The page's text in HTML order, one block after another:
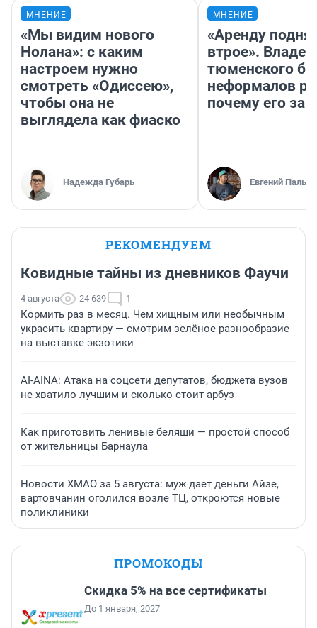
МНЕНИЕ
«Мы видим нового
Нолана»: с каким
настроем нужно
смотреть «Одиссею»,
чтобы она не
выглядела как фиаско
Надежда Губарь
МНЕНИЕ
«Аренду
втрое».
тюменского
неформалов
почему его
Евгений
РЕКОМЕНДУЕМ
Ковидные тайны из дневников Фаучи
4 августа 24 639 1
Кормить раз в месяц. Чем хищным или необычным
украсить квартиру — смотрим зелёное разнообразие
на выставке экзотики
AI-AINA: Атака на соцсети депутатов, бюджета вузов
не хватило лучшим и сколько стоит арбуз
Как приготовить ленивые беляши — простой способ
от жительницы Барнаула
Новости ХМАО за 5 августа: муж дает деньги Айзе,
вартовчанин оголился возле ТЦ, откроются новые
поликлиники
ПРОМОКОДЫ
Скидка 5% на все сертификаты
До 1 января, 2027